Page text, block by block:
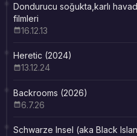
Dondurucu soğukta,karlı
filmleri
16.12.13
Heretic (2024)
13.12.24
Backrooms (2026)
6.7.26
Schwarze Insel (aka Black